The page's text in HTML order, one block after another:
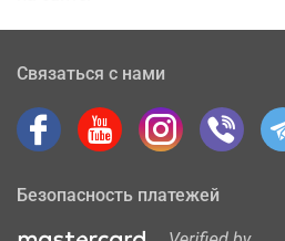
Связаться с нами
Безопасность платежей